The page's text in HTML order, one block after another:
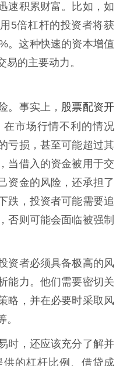
速积累财富。比如，如
5倍杠杆的投资者将获
。这种快速的资本增值
的主要动力。
。事实上， 股票配资开
市场行情不利的情况
亏损，甚至可能超过其
当借入的资金被用于交
资金的风险，还承担了
跌，投资者可能需要追
否则可能会面临被强制
资者必须具备极高的风
能力。他们需要密切关
略，并在必要时采取风
时，还应该充分了解并
的杠杆比例、借贷成